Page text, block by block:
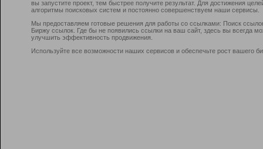
вы запустите проект, тем быстрее получите результат. Для достижения
алгоритмы поисковых систем и постоянно совершенствуем наши сервисы.
Мы предоставляем готовые решения для работы со ссылками: Поиск
Биржу ссылок. Где бы не появились ссылки на ваш сайт, здесь вы всегда
улучшить эффективность продвижения.
Используйте все возможности наших сервисов и обеспечьте рост вашего